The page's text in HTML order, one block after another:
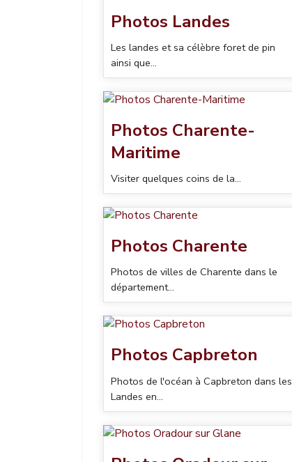
Photos Landes
Les landes et sa célèbre foret de pin
ainsi que...
Photos Charente-
Maritime
Visiter quelques coins de la...
Photos Charente
Photos de villes de Charente dans le
département...
Photos Capbreton
Photos de l'océan à Capbreton dans les
Landes en...